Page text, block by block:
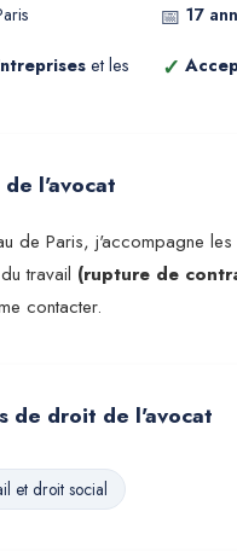
📅 17
et les
✓
l'avocat
de Paris, j'accompagne
travail (rupture de
contacter.
de droit de l'avocat
et droit social